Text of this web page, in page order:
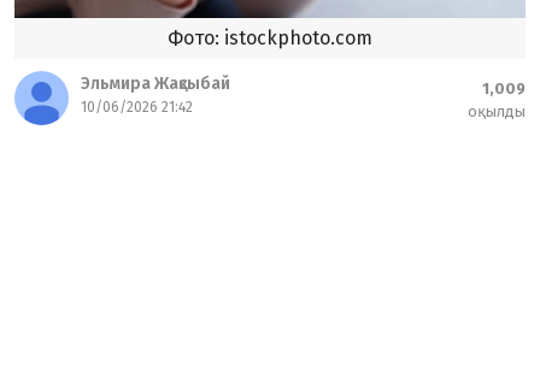
Фото: istockphoto.com
Эльмира Жақсыбай
10/06/2026 21:42
1,009
оқылды